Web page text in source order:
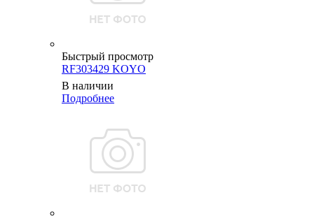
Быстрый просмотр
RF303429 KOYO
В наличии
Подробнее